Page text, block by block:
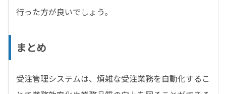
行った方が良いでしょう。
まとめ
受注管理システムは、煩雑な受注業務を自動化するこ